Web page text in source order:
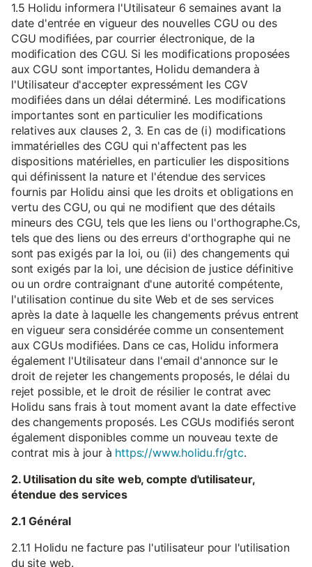
1.5 Holidu informera l'Utilisateur 6 semaines avant la
date d'entrée en vigueur des nouvelles CGU ou des
CGU modifiées, par courrier électronique, de la
modification des CGU. Si les modifications proposées
aux CGU sont importantes, Holidu demandera à
l'Utilisateur d'accepter expressément les CGV
modifiées dans un délai déterminé. Les modifications
importantes sont en particulier les modifications
relatives aux clauses 2, 3. En cas de (i) modifications
immatérielles des CGU qui n'affectent pas les
dispositions matérielles, en particulier les dispositions
qui définissent la nature et l'étendue des services
fournis par Holidu ainsi que les droits et obligations en
vertu des CGU, ou qui ne modifient que des détails
mineurs des CGU, tels que les liens ou l'orthographe.Cs,
tels que des liens ou des erreurs d'orthographe qui ne
sont pas exigés par la loi, ou (ii) des changements qui
sont exigés par la loi, une décision de justice définitive
ou un ordre contraignant d'une autorité compétente,
l'utilisation continue du site Web et de ses services
après la date à laquelle les changements prévus entrent
en vigueur sera considérée comme un consentement
aux CGUs modifiées. Dans ce cas, Holidu informera
également l'Utilisateur dans l'email d'annonce sur le
droit de rejeter les changements proposés, le délai du
rejet possible, et le droit de résilier le contrat avec
Holidu sans frais à tout moment avant la date effective
des changements proposés. Les CGUs modifiés seront
également disponibles comme un nouveau texte de
contrat mis à jour à https://www.holidu.fr/gtc.
2. Utilisation du site web, compte d'utilisateur,
étendue des services
2.1 Général
2.1.1 Holidu ne facture pas l'utilisateur pour l'utilisation
du site web.